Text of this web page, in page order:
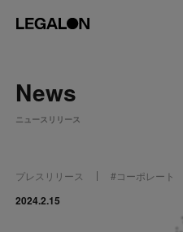
About
Service
News
ニュースリリース
プレスリリース #コーポレート
2024.2.15